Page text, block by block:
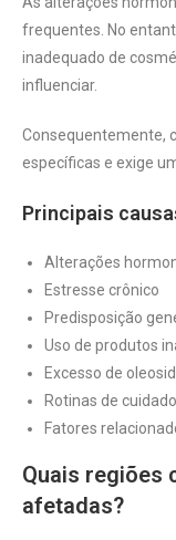
frequentes. No
inadequado de
influenciar.
Consequentemente,
específicas e exige
Principais
Alterações
Estresse crônico
Predisposição
Uso de produtos
Excesso de
Rotinas de
Fatores
Quais regiões
afetadas?